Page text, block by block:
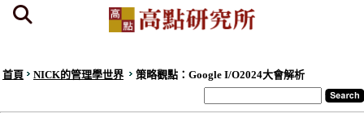
首頁 NICK的管理學世界 策略觀點：Google I/O2024大會解析